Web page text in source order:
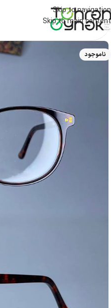
Skip to navigation
Skip to main content
ناموجود